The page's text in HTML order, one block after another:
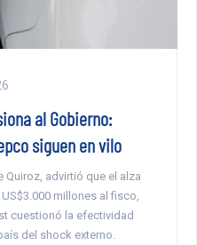
al Gobierno:
siguen en vilo
Quiroz, advirtió que el alza
millones al fisco,
cuestionó la efectividad
del shock externo.